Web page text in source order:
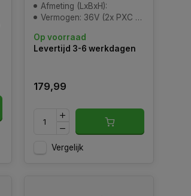
Afmeting (LxBxH):
Vermogen: 36V (2x PXC batterij)
Op voorraad
Levertijd 3-6 werkdagen
179,99
Vergelijk